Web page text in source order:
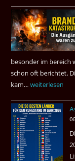
besonder im bereich
schon oft berichtet.
kam…Mindestens
Tote
einem
Pub
weiterlesen